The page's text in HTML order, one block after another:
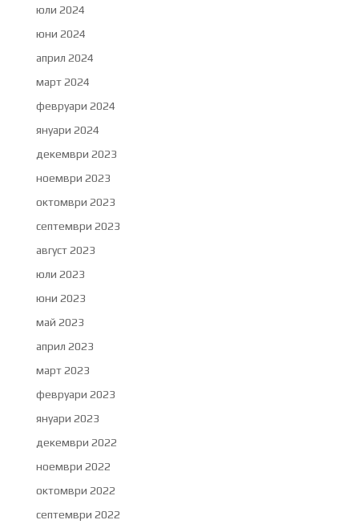
юли 2024
юни 2024
април 2024
март 2024
февруари 2024
януари 2024
декември 2023
ноември 2023
октомври 2023
септември 2023
август 2023
юли 2023
юни 2023
май 2023
април 2023
март 2023
февруари 2023
януари 2023
декември 2022
ноември 2022
октомври 2022
септември 2022